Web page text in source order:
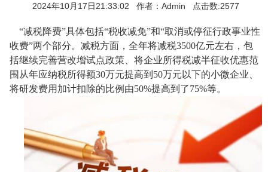
2024年10月17日21:33:02 作者：Admin 点击数:2577
“减税降费”具体包括“税收减免”和“取消或停征行政事业性
收费”两个部分。减税方面，全年将减税3500亿元左右，包
括继续完善营改增试点政策、将企业所得税减半征收优惠范
围从年应纳税所得额30万元提高到 50万元以下的小微企业、
将研发费用加计扣除的比例由50%提高到了75%等。